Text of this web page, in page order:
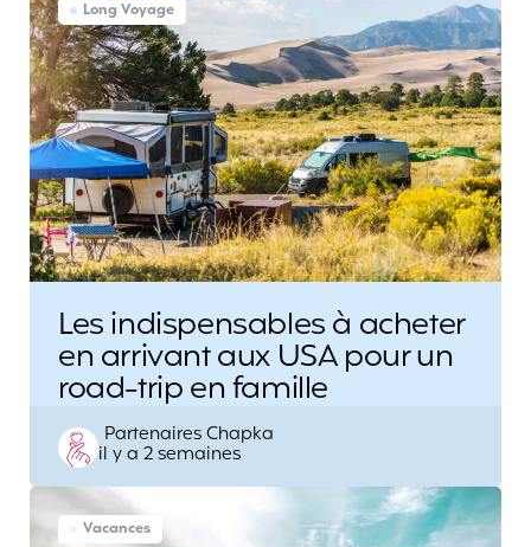
Long Voyage
Les indispensables à acheter
en arrivant aux USA pour un
road-trip en famille
Posted
by
Partenaires Chapka
il y a 2 semaines
Vacances